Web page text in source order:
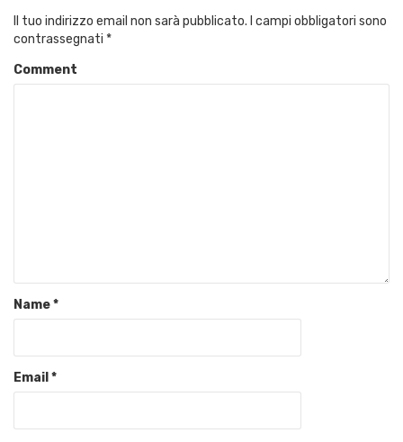
Il tuo indirizzo email non sarà pubblicato. I campi obbligatori sono
contrassegnati *
Comment
Name*
Email *